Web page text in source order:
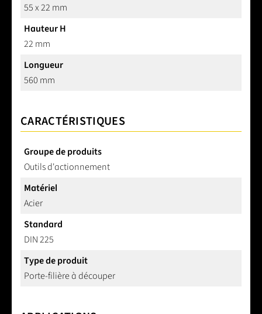
55 x 22 mm
Hauteur H
22 mm
Longueur
560 mm
CARACTÉRISTIQUES
Groupe de produits
Outils d'actionnement
Matériel
Acier
Standard
DIN 225
Type de produit
Porte-filière à découper